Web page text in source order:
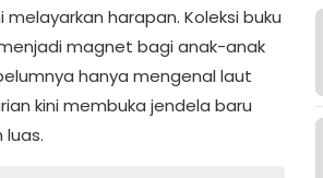
harapan. Koleksi buku
magnet bagi anak-anak
hanya mengenal laut
kini membuka jendela baru
luas.